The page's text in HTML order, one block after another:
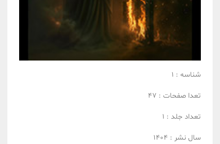
شناسه : 1
تعدا صفحات : 47
تعداد جلد : 1
سال نشر : 1404